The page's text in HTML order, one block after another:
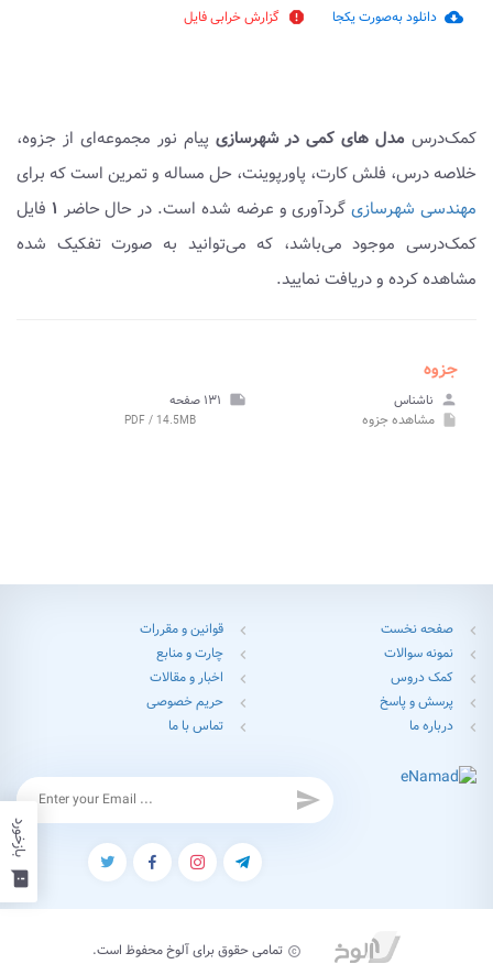
cloud_download دانلود به‌صورت یکجا report گزارش خرابی فایل
کمک‌درس مدل های کمی در شهرسازی پیام نور مجموعه‌ای از جزوه،
خلاصه درس، فلش کارت، پاورپوینت، حل مساله و تمرین است که برای
مهندسی شهرسازیگردآوری و عرضه شده است. در حال حاضر ۱ فایل
کمک‌درسی موجود می‌باشد، که می‌توانید به صورت تفکیک شده
مشاهده کرده و دریافت نمایید.
جزوه
person ناشناس note ۱۳۱ صفحه
insert_drive_file مشاهدهجزوه PDF / 14.5MB
feedback
بازخورد
chevron_left صفحه نخست chevron_left قوانین و مقررات
chevron_left نمونه سوالات chevron_left چارت و منابع
chevron_left کمک دروس chevron_left اخبار و مقالات
chevron_left پرسش و پاسخ chevron_left حریم خصوصی
chevron_left درباره ما chevron_left تماس با ما
send
copyright تمامی حقوق برای آلوخ محفوظ است.